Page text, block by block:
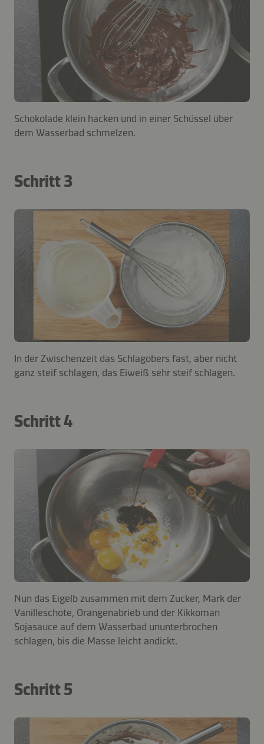
Schokolade klein hacken und in einer Schüssel über
dem Wasserbad schmelzen.
Schritt 3
In der Zwischenzeit das Schlagobers fast, aber nicht
ganz steif schlagen, das Eiweiß sehr steif schlagen.
Schritt 4
Nun das Eigelb zusammen mit dem Zucker, Mark der
Vanilleschote, Orangenabrieb und der Kikkoman
Sojasauce auf dem Wasserbad ununterbrochen
schlagen, bis die Masse leicht andickt.
Schritt 5